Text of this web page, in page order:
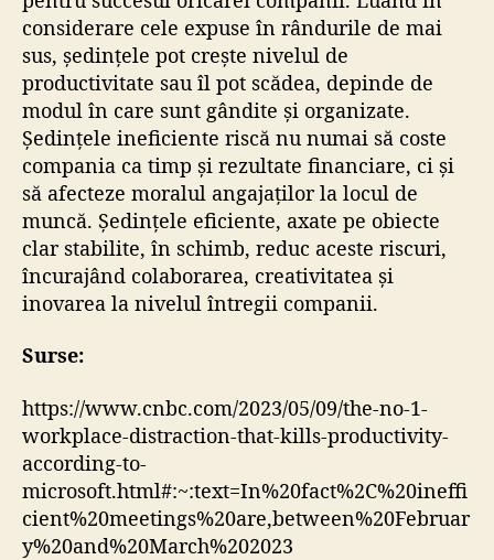
considerare cele expuse în rândurile de mai
sus, ședințele pot crește nivelul de
productivitate sau îl pot scădea, depinde de
modul în care sunt gândite și organizate.
Ședințele ineficiente riscă nu numai să coste
compania ca timp și rezultate financiare, ci și
să afecteze moralul angajaților la locul de
muncă. Ședințele eficiente, axate pe obiecte
clar stabilite, în schimb, reduc aceste riscuri,
încurajând colaborarea, creativitatea și
inovarea la nivelul întregii companii.
Surse:
https://www.cnbc.com/2023/05/09/the-no-1-
workplace-distraction-that-kills-productivity-
according-to-
microsoft.html#:~:text=In%20fact%2C%20ineffi
cient%20meetings%20are,between%20Februar
y%20and%20March%202023